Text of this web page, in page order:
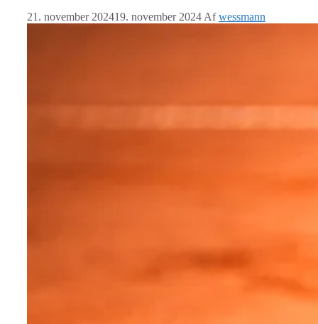
21. november 202419. november 2024Afwessmann